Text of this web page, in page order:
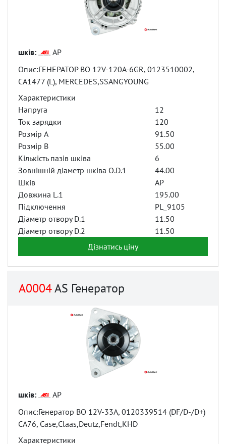
шків:
AP
Опис:ГЕНЕРАТОР BO 12V-120A-6GR, 0123510002,
CA1477 (L), MERCEDES,SSANGYOUNG
Характеристики
Напруга
12
Ток зарядки
120
Розмір A
91.50
Розмір B
55.00
Кількість пазів шківа
6
Зовнішній діаметр шківа O.D.1
44.00
Шків
AP
Довжина L.1
195.00
Підключення
PL_9105
Діаметр отвору D.1
11.50
Діаметр отвору D.2
11.50
Дізнатись ціну
A0004AS Генератор
шків:
AP
Опис:Генератор BO 12V-33A, 0120339514 (DF/D-/D+)
CA76, Case,Claas,Deutz,Fendt,KHD
Характеристики